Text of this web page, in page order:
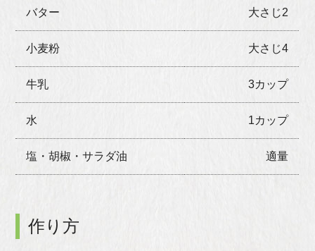
バター 大さじ2
小麦粉 大さじ4
牛乳 3カップ
水 1カップ
塩・胡椒・サラダ油 適量
作り方